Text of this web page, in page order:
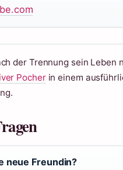
der Trennung sein Leben
Pocherin einem
neue Freundin?